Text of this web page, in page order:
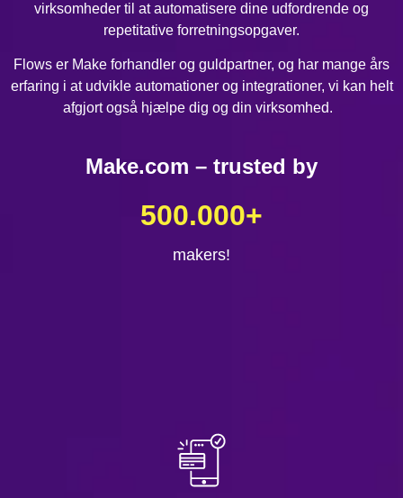
virksomheder til at automatisere dine udfordrende og
repetitative forretningsopgaver.
Flows er Make forhandler og guldpartner, og har mange års
erfaring i at udvikle automationer og integrationer, vi kan helt
afgjort også hjælpe dig og din virksomhed.
Make.com – trusted by
makers!
500.000+